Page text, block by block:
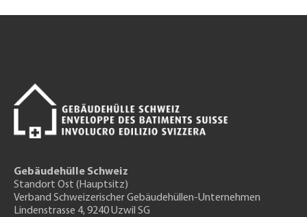
Gebäudehülle Schweiz
Standort Ost (Hauptsitz)
Verband Schweizerischer Gebäudehüllen-Unternehmen
Lindenstrasse 4, 9240 Uzwil SG